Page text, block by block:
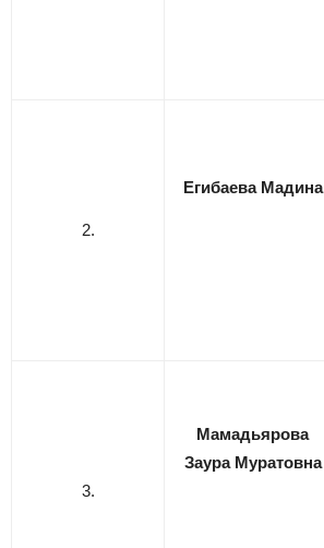
2.
Егибаева Мадина
3.
Мамадьярова
Заура Муратовна